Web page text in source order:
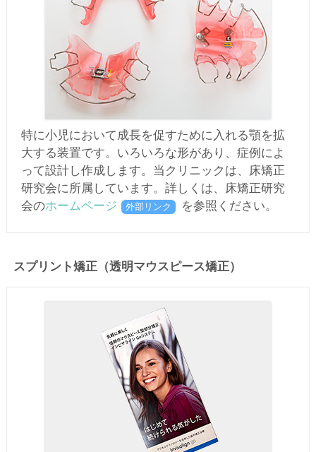
特に小児において成長を促すために入れる顎を拡
大する装置です。いろいろな形があり、症例によ
って設計し作成します。当クリニックは、床矯正
研究会に所属しています。詳しくは、床矯正研究
会のホームページ 外部リンク を参照ください。
スプリント矯正（透明マウスピース矯正）